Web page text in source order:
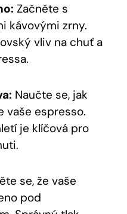
Začněte s
kávovými zrny.
vliv na chuť a
Naučte se, jak
vaše espresso.
je klíčová pro
se, že vaše
pod